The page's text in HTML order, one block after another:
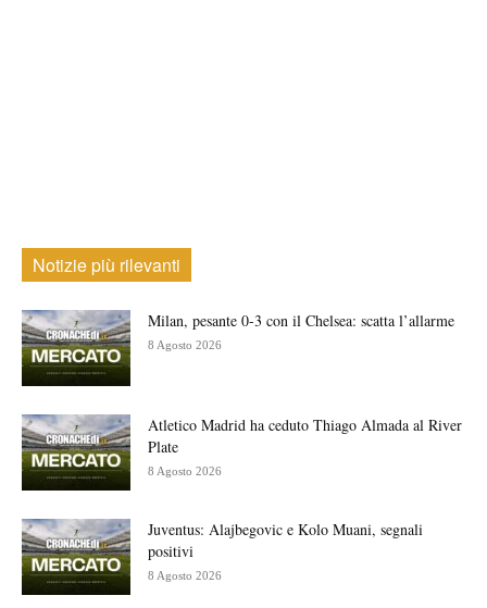
Notizie più rilevanti
Milan, pesante 0-3 con il Chelsea: scatta l’allarme
8 Agosto 2026
Atletico Madrid ha ceduto Thiago Almada al River
Plate
8 Agosto 2026
Juventus: Alajbegovic e Kolo Muani, segnali
positivi
8 Agosto 2026